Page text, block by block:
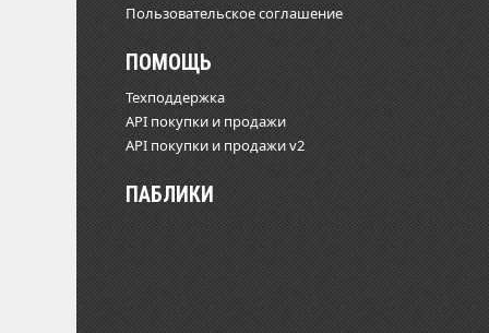
Пользовательское соглашение
ПОМОЩЬ
Техподдержка
API покупки и продажи
API покупки и продажи v2
ПАБЛИКИ